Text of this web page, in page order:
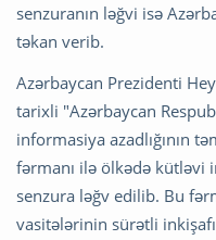
senzuranın ləğvi isə
təkan verib.
Azərbaycan Prezidenti
tarixli "Azərbaycan
informasiya azadlığının
fərmanı ilə ölkədə kütləvi
senzura ləğv edilib. Bu
vasitələrinin sürətli